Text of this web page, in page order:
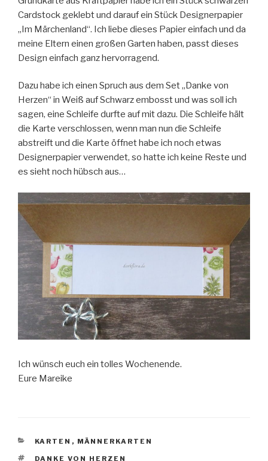
Cardstock geklebt und darauf ein Stück Designerpapier
„Im Märchenland“. Ich liebe dieses Papier einfach und da
meine Eltern einen großen Garten haben, passt dieses
Design einfach ganz hervorragend.
Dazu habe ich einen Spruch aus dem Set „Danke von
Herzen“ in Weiß auf Schwarz embosst und was soll ich
sagen, eine Schleife durfte auf mit dazu. Die Schleife hält
die Karte verschlossen, wenn man nun die Schleife
abstreift und die Karte öffnet habe ich noch etwas
Designerpapier verwendet, so hatte ich keine Reste und
es sieht noch hübsch aus…
Ich wünsch euch ein tolles Wochenende.
Eure Mareike
KATEGORIEN
KARTEN , MÄNNERKARTEN
SCHLAGWÖRTER
DANKE VON HERZEN